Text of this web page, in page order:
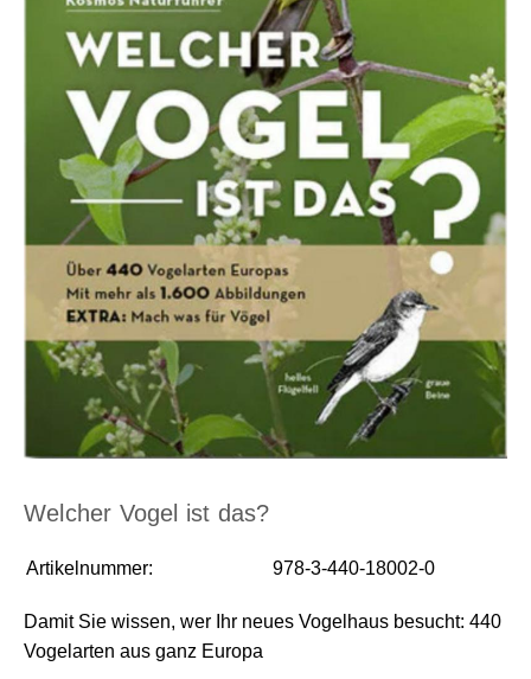
Welcher Vogel ist das?
Artikelnummer: 978-3-440-18002-0
Damit Sie wissen, wer Ihr neues Vogelhaus besucht: 440
Vogelarten aus ganz Europa